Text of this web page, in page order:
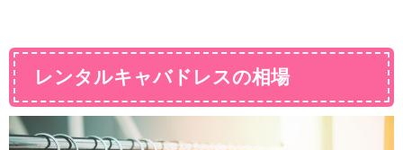
レンタルキャバドレスの相場